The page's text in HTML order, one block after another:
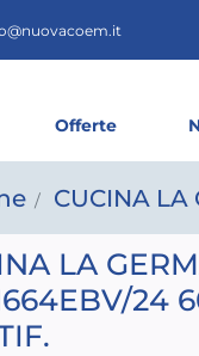
Offerte
CUCINA LA
LA
24